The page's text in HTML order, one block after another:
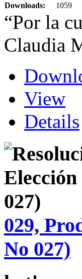
Downloads:
1059
“Por la
Claudia
View
Details
029,
No 027)